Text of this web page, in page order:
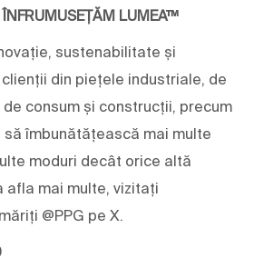
LUMEA™
sustenabilitate și
din piețele industriale, de
consum și construcții, precum
să îmbunătățească mai multe
moduri decât orice altă
afla mai multe, vizitați
@PPG pe X.